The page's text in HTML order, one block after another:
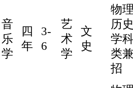
音
乐
学
四
年
3-
6
艺
术
学
文
史
物
历
学
类
招